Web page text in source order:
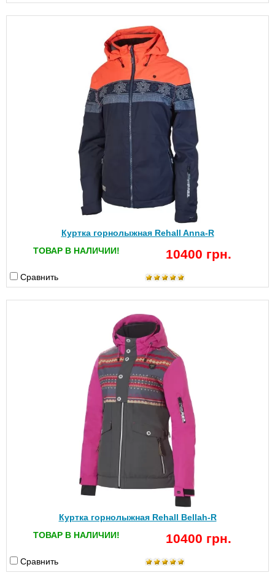
Куртка горнолыжная Rehall Anna-R
ТОВАР В НАЛИЧИИ!
10400 грн.
Сравнить
Куртка горнолыжная Rehall Bellah-R
ТОВАР В НАЛИЧИИ!
10400 грн.
Сравнить